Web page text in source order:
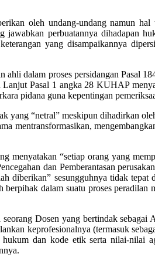
oleh undang-undang namun hal
perbuatannya dihadapan
yang disampaikannya
ahli dalam proses persidangan Pasal
Pasal 1 angka 28 KUHAP
pidana guna kepentingan
“netral” meskipun dihadirkan
mentransformasikan,
menyatakan “setiap orang yang
dan Pemberantasan
diberikan” sesungguhnya tidak
dalam suatu proses peradilan
Dosen yang bertindak
keprofesionalnya (termasuk
hukum dan kode etik serta nilai-nilai